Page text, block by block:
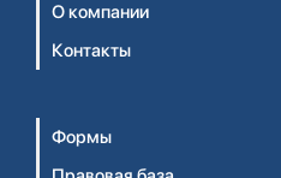
О компании
Контакты
Формы